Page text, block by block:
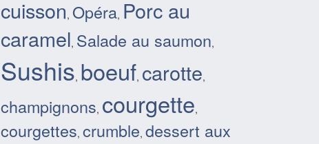
cuisson, Opéra, Porc au
caramel, Salade au saumon,
Sushis, boeuf, carotte,
champignons, courgette,
courgettes, crumble, dessert aux